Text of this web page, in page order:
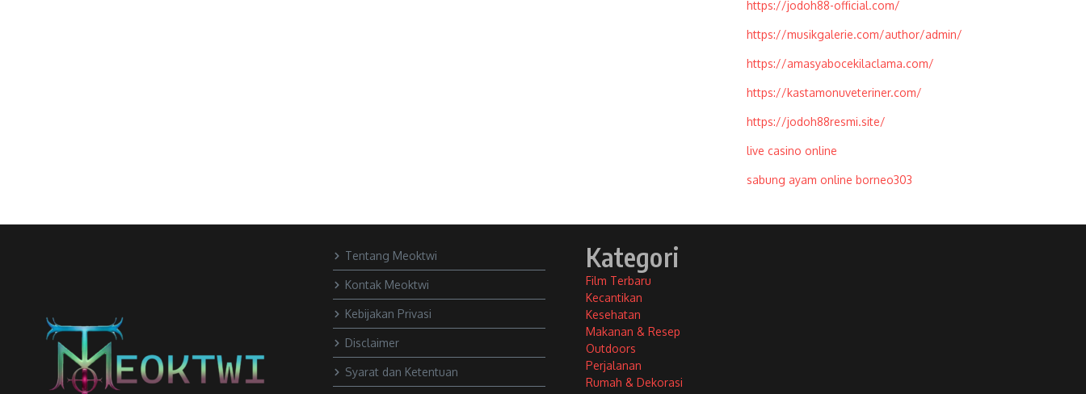
https://jodoh88-official.com/
https://musikgalerie.com/author/admin/
https://amasyabocekilaclama.com/
https://kastamonuveteriner.com/
https://jodoh88resmi.site/
live casino online
sabung ayam online borneo303
Tentang Meoktwi
Kontak Meoktwi
Kebijakan Privasi
Disclaimer
Syarat dan Ketentuan
Kategori
Film Terbaru
Kecantikan
Kesehatan
Makanan & Resep
Outdoors
Perjalanan
Rumah & Dekorasi